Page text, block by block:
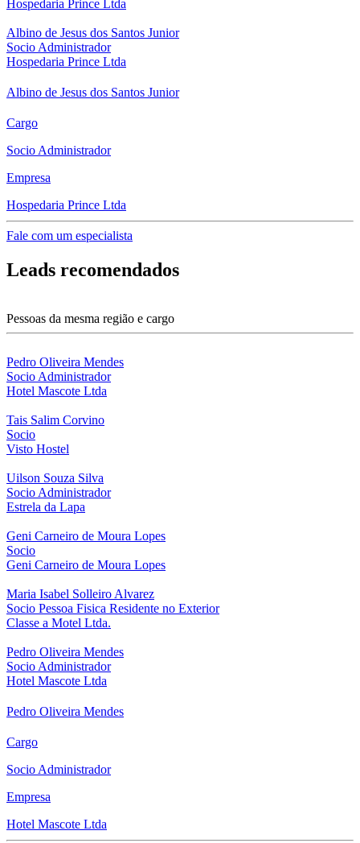
Hospedaria Prince Ltda
Albino de Jesus dos Santos Junior
Socio Administrador
Hospedaria Prince Ltda
Albino de Jesus dos Santos Junior
Cargo
Socio Administrador
Empresa
Hospedaria Prince Ltda
Fale com um especialista
Leads recomendados
Pessoas da mesma região e cargo
Pedro Oliveira Mendes
Socio Administrador
Hotel Mascote Ltda
Tais Salim Corvino
Socio
Visto Hostel
Uilson Souza Silva
Socio Administrador
Estrela da Lapa
Geni Carneiro de Moura Lopes
Socio
Geni Carneiro de Moura Lopes
Maria Isabel Solleiro Alvarez
Socio Pessoa Fisica Residente no Exterior
Classe a Motel Ltda.
Pedro Oliveira Mendes
Socio Administrador
Hotel Mascote Ltda
Pedro Oliveira Mendes
Cargo
Socio Administrador
Empresa
Hotel Mascote Ltda